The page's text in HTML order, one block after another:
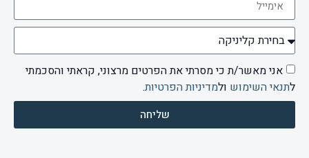
אני מאשר/ת כי מסרתי את הפרטים מרצוני, קראתי והסכמתי
לתנאי השימוש ולמדיניות הפרטיות.
שליחה